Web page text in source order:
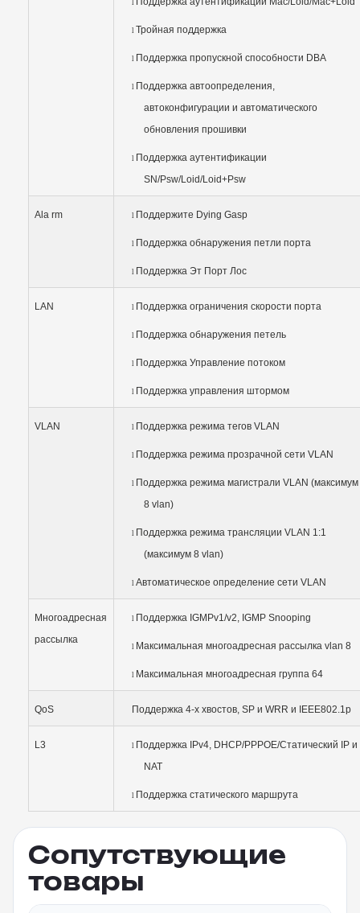
l Тройная поддержка
l Поддержка пропускной способности DBA
l Поддержка автоопределения,
автоконфигурации и автоматического
обновления прошивки
l Поддержка аутентификации
SN/Psw/Loid/Loid+Psw
Ala rm l Поддержите Dying Gasp
l Поддержка обнаружения петли порта
l Поддержка Эт Порт Лос
LAN l Поддержка ограничения скорости порта
l Поддержка обнаружения петель
l Поддержка Управление потоком
l Поддержка управления штормом
VLAN l Поддержка режима тегов VLAN
l Поддержка режима прозрачной сети VLAN
l Поддержка режима магистрали VLAN (максимум
8 vlan)
l Поддержка режима трансляции VLAN 1:1
(максимум 8 vlan)
lАвтоматическое определение сети VLAN
Многоадресная
рассылка
l Поддержка IGMPv1/v2, IGMP Snooping
l Максимальная многоадресная рассылка vlan 8
l Максимальная многоадресная группа 64
QoS Поддержка 4-х хвостов, SP и WRR и IEEE802.1p
L3 l Поддержка IPv4, DHCP/PPPOE/Статический IP и
NAT
l Поддержка статического маршрута
Сопутствующие
товары